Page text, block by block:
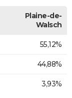
Plaine-de-
Walsch
55,12%
44,88%
3,93%